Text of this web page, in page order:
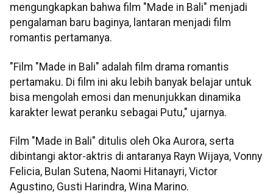
mengungkapkan bahwa film "Made in Bali" menjadi
pengalaman baru baginya, lantaran menjadi film
romantis pertamanya.
"Film "Made in Bali" adalah film drama romantis
pertamaku. Di film ini aku lebih banyak belajar untuk
bisa mengolah emosi dan menunjukkan dinamika
karakter lewat peranku sebagai Putu," ujarnya.
Film "Made in Bali" ditulis oleh Oka Aurora, serta
dibintangi aktor-aktris di antaranya Rayn Wijaya, Vonny
Felicia, Bulan Sutena, Naomi Hitanayri, Victor
Agustino, Gusti Harindra, Wina Marino.